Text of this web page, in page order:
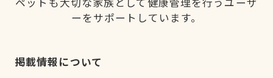
ーをサポートしています。
掲載情報について